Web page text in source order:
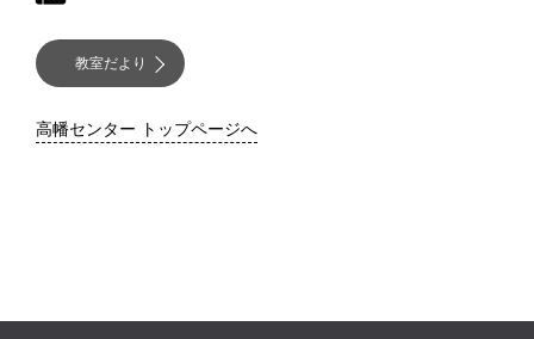
教室だより
高幡センター トップページへ